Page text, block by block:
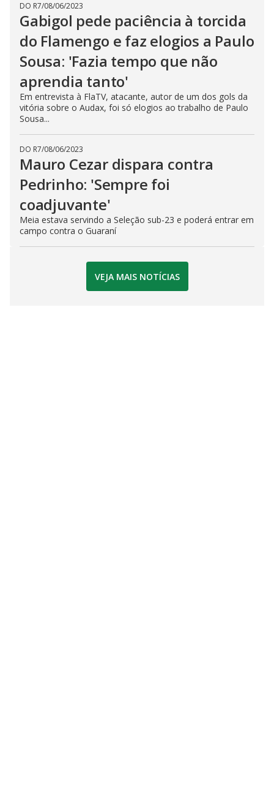
DO R7/08/06/2023
Gabigol pede paciência à torcida
do Flamengo e faz elogios a Paulo
Sousa: 'Fazia tempo que não
aprendia tanto'
Em entrevista à FlaTV, atacante, autor de um dos gols da
vitória sobre o Audax, foi só elogios ao trabalho de Paulo
Sousa...
DO R7/08/06/2023
Mauro Cezar dispara contra
Pedrinho: 'Sempre foi
coadjuvante'
Meia estava servindo a Seleção sub-23 e poderá entrar em
campo contra o Guaraní
VEJA MAIS NOTÍCIAS